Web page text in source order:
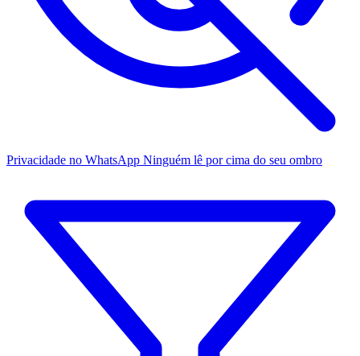
Privacidade no WhatsApp Ninguém lê por cima do seu ombro